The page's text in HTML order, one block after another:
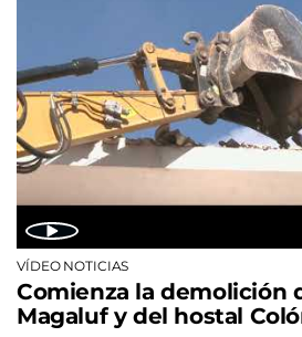
VÍDEO NOTICIAS
Comienza la demolición
Magaluf y del hostal